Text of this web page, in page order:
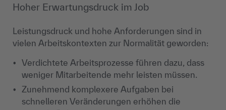
Hoher Erwartungsdruck im Job
Leistungsdruck und hohe Anforderungen sind in
vielen Arbeitskontexten zur Normalität geworden:
Verdichtete Arbeitsprozesse führen dazu, dass
weniger Mitarbeitende mehr leisten müssen.
Zunehmend komplexere Aufgaben bei
schnelleren Veränderungen erhöhen die